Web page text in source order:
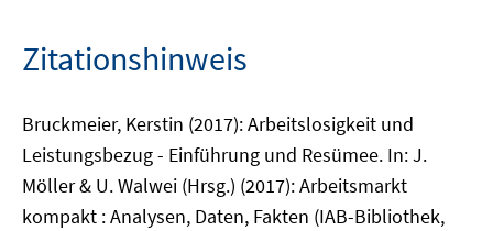
Zitationshinweis
Bruckmeier, Kerstin (2017): Arbeitslosigkeit und
Leistungsbezug - Einführung und Resümee. In: J.
Möller & U. Walwei (Hrsg.) (2017): Arbeitsmarkt
kompakt : Analysen, Daten, Fakten (IAB-Bibliothek,